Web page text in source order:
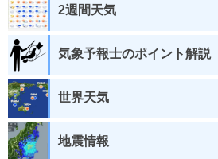
2週間天気
気象予報士のポイント解説
世界天気
地震情報